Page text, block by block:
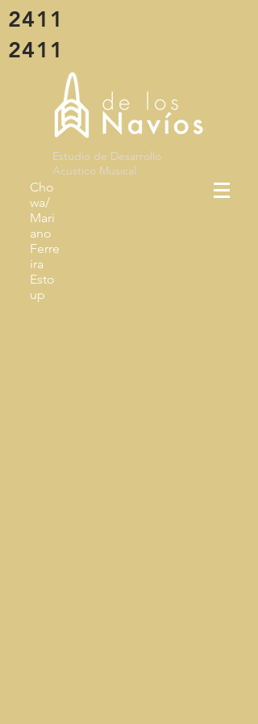
2411
2411
Cho
wa/
Mari
ano
Ferre
ira
Esto
up
Estudio de Desarrollo
Acústico Musical